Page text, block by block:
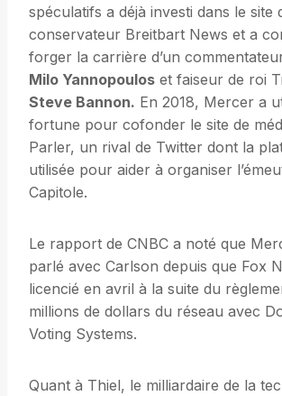
spéculatifs a déjà investi dans le site
conservateur Breitbart News et a
forger la carrière d’un
Milo Yannopoulos et faiseur de roi
Steve Bannon. En 2018, Mercer a
fortune pour cofonder le site de
Parler, un rival de Twitter dont la
utilisée pour aider à organiser
Capitole.
Le rapport de CNBC a noté que
parlé avec Carlson depuis que Fox
licencié en avril à la suite du
millions de dollars du réseau avec
Voting Systems.
Quant à Thiel, le milliardaire de la